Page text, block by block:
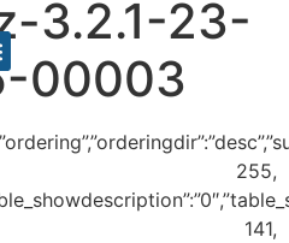
3.2.1-23-
00003
255,